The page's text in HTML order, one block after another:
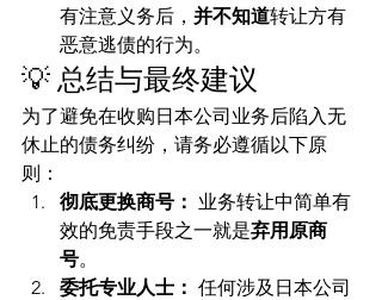
有注意义务后， 并不知道转让方有
恶意逃债的行为。
💡 总结与最终建议
为了避免在收购日本公司业务后陷入无
休止的债务纠纷，请务必遵循以下原
则：
彻底更换商号： 业务转让中简单有
效的免责手段之一就是弃用原商
号。
委托专业人士： 任何涉及日本公司